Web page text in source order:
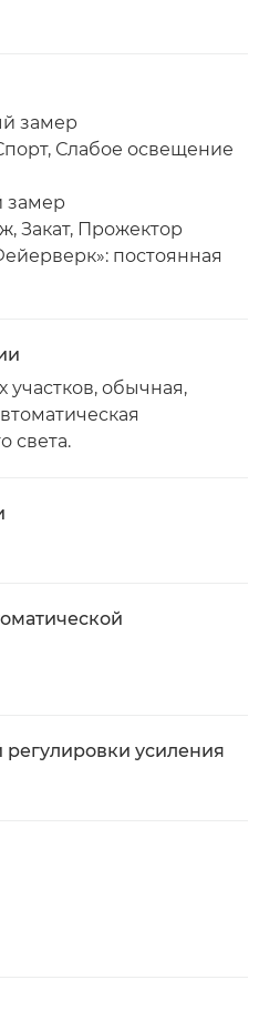
замер
Слабое освещение
замер
Закат, Прожектор
постоянная
участков, обычная,
света.
усиления